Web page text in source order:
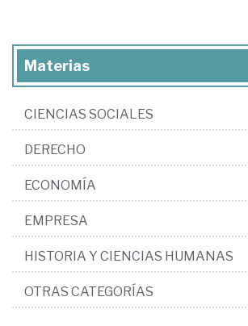
Materias
CIENCIAS SOCIALES
DERECHO
ECONOMÍA
EMPRESA
HISTORIA Y CIENCIAS HUMANAS
OTRAS CATEGORÍAS